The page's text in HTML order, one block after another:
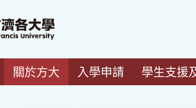
關於方大 入學申請 學生支援